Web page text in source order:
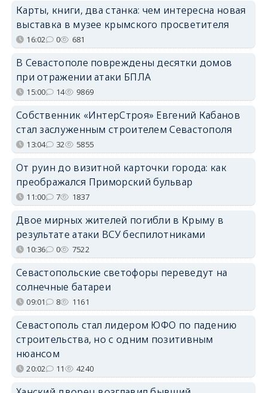
Карты, книги, два станка: чем интересна новая
выставка в музее крымского просветителя
16:02 0 681
В Севастополе повреждены десятки домов
при отражении атаки БПЛА
15:00 14 9869
Собственник «ИнтерСтроя» Евгений Кабанов
стал заслуженным строителем Севастополя
13:04 32 5855
От руин до визитной карточки города: как
преображался Приморский бульвар
11:00 7 1837
Двое мирных жителей погибли в Крыму в
результате атаки ВСУ беспилотниками
10:36 0 7522
Севастопольские светофоры переведут на
солнечные батареи
09:01 8 1161
Севастополь стал лидером ЮФО по падению
строительства, но с одним позитивным
нюансом
20:02 11 4240